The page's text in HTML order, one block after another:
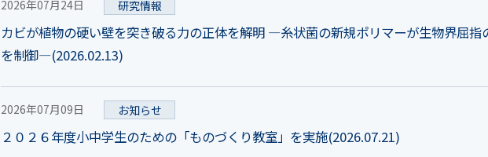
2026年07月24日 研究情報
カビが植物の硬い壁を突き破る力の正体を解明 ―糸状菌の新規ポリマーが生物界屈指
を制御―(2026.02.13)
2026年07月09日 お知らせ
２０２６年度小中学生のための「ものづくり教室」を実施(2026.07.21)